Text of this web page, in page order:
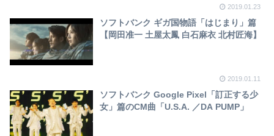
2019.01.23
ソフトバンク ギガ国物語「はじまり」篇
【岡田准一 土屋太鳳 白石麻衣 北村匠海】
2019.01.11
ソフトバンク Google Pixel「訂正する少
女」篇のCM曲「U.S.A. ／DA PUMP」